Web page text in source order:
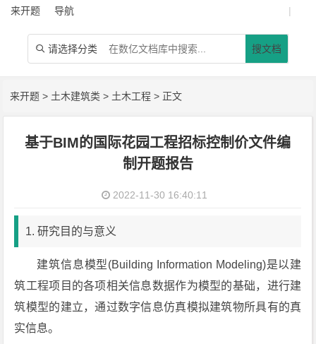
来开题 导航 |
 请选择分类 搜文档
来开题 > 土木建筑类 > 土木工程 > 正文
基于BIM的国际花园工程招标控制价文件编
制开题报告
2022-11-30 16:40:11
1. 研究目的与意义
建筑信息模型(Building Information Modeling)是以建
筑工程项目的各项相关信息数据作为模型的基础，进行建
筑模型的建立，通过数字信息仿真模拟建筑物所具有的真
实信息。